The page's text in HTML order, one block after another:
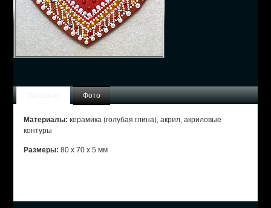
Фото
Материалы: керамика (голубая глина), акрил, акриловые
контуры
Размеры: 80 х 70 х 5 мм